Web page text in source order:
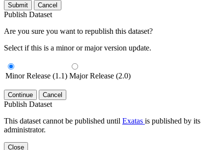
Submit Cancel
Publish Dataset
Are you sure you want to republish this dataset?
Select if this is a minor or major version update.
Minor Release (1.1) Major Release (2.0)
Continue Cancel
Publish Dataset
This dataset cannot be published until Exatas is published by its
administrator.
Close